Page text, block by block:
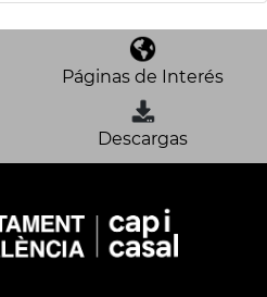
Páginas de Interés
Descargas